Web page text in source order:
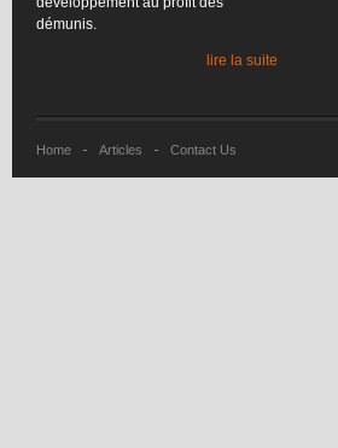
démunis.
lire la suite
Home Articles Contact Us